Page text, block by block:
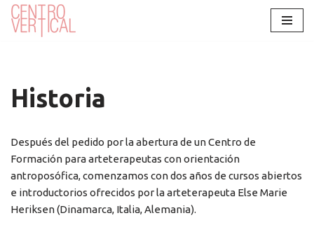
Historia
Después del pedido por la abertura de un Centro de
Formación para arteterapeutas con orientación
antroposófica, comenzamos con dos años de cursos abiertos
e introductorios ofrecidos por la arteterapeuta Else Marie
Heriksen (Dinamarca, Italia, Alemania).